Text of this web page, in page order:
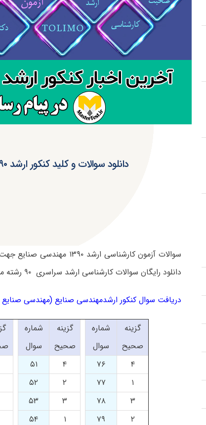
دانلود سوالات و کلید کنکور ارشد ۹۰ مهندسی صنایع (رایگان)
سوالات آزمون کارشناسی
دانلود رایگان سوالات کارشناسی ارشد سراسری ۹۰ رشته مهندسی صنایع از لینک زیر استفاده کنید.
دریافت سوال کنکور ارشدمهندسی صنایع (مهندسی صنایع –
گزینه
صحیح
شماره
سوال
گزینه
صحیح
شماره
سوال
۴
۷۶ ۴ ۵۱
۱
۷۷ ۲ ۵۲
۳
۷۸ ۳ ۵۳
۲
۷۹ ۱ ۵۴